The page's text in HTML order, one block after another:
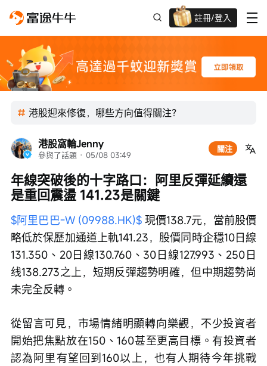
註冊/登入
迎新驚喜賞 股票/BTC等任你揀!
港股迎來修復，哪些方向值得關注？
港股窩輪Jenny
參與了話題 · 05/08 03:49
關注
年線突破後的十字路口：阿里反彈延續還
是重回震盪 141.23是關鍵
$阿里巴巴-W (09988.HK)$ 現價138.7元，當前股價
略低於保歷加通道上軌141.23，股價同時企穩10日線
131.350、20日線130.760、30日線127.993、250日
线138.273之上，短期反彈趨勢明確，但中期趨勢尚
未完全反轉。
從留言可見，市場情緒明顯轉向樂觀，不少投資者
開始把焦點放在150、160甚至更高目標。有投資者
認為阿里有望回到160以上，也有人期待今年挑戰